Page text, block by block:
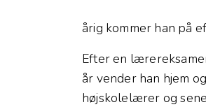
årig kommer han på
Efter en
år vender han hjem
højskolelærer og